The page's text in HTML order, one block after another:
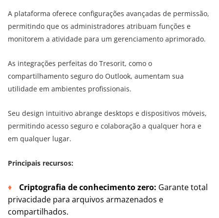
A plataforma oferece configurações avançadas de permissão,
permitindo que os administradores atribuam funções e
monitorem a atividade para um gerenciamento aprimorado.
As integrações perfeitas do Tresorit, como o
compartilhamento seguro do Outlook, aumentam sua
utilidade em ambientes profissionais.
Seu design intuitivo abrange desktops e dispositivos móveis,
permitindo acesso seguro e colaboração a qualquer hora e
em qualquer lugar.
Principais recursos:
Criptografia de conhecimento zero: Garante total
privacidade para arquivos armazenados e
compartilhados.